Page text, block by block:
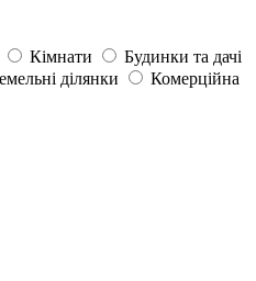
Кімнати
Будинки та дачі
ділянки
Комерційна